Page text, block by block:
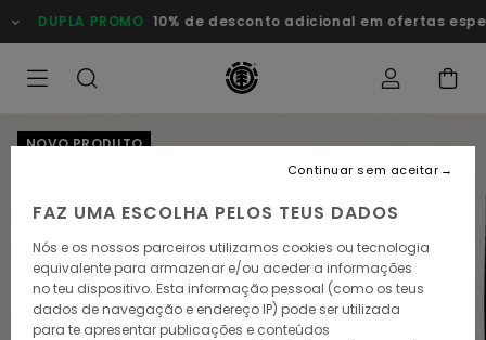
para
a
DUPLA PROMO 10% de desconto adicional em ofertas
NOVO PRODUTO
FAZ UMA ESCOLHA PELOS TEUS DADOS
Nós e os nossos parceiros utilizamos cookies ou tecnologia
equivalente para armazenar e/ou aceder a informações
no teu dispositivo. Esta informação pessoal (como os teus
dados de navegação e endereço IP) pode ser utilizada
para te apresentar publicações e conteúdos
Continuar sem aceitar